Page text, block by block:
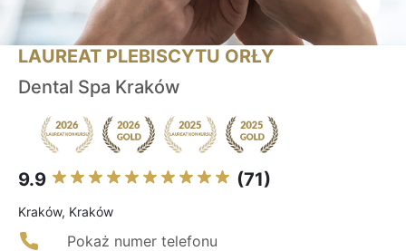
LAUREAT PLEBISCYTU ORŁY
Dental Spa Kraków
9.9 (71)
Kraków, Kraków
Pokaż numer telefonu